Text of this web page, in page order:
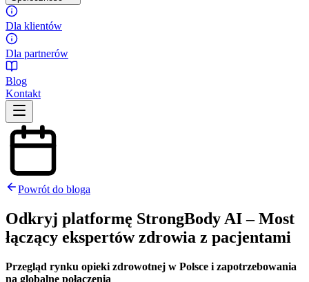
Dla klientów
Dla partnerów
Blog
Kontakt
Powrót do bloga
Odkryj platformę StrongBody AI – Most
łączący ekspertów zdrowia z pacjentami
Przegląd rynku opieki zdrowotnej w Polsce i zapotrzebowania
na globalne połączenia